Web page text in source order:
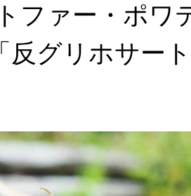
ファー・ポワ
反グリホサー